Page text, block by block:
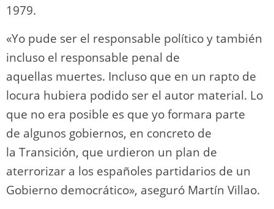
1979.
«Yo pude ser el responsable político y también
incluso el responsable penal de
aquellas muertes. Incluso que en un rapto de
locura hubiera podido ser el autor material. Lo
que no era posible es que yo formara parte
de algunos gobiernos, en concreto de
la Transición, que urdieron un plan de
aterrorizar a los españoles partidarios de un
Gobierno democrático», aseguró Martín Villao.